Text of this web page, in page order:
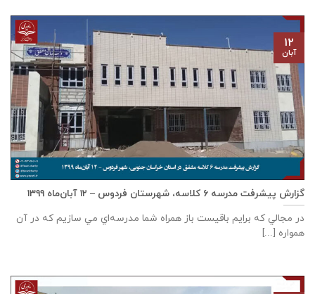
گزارش پیشرفت مدرسه ٦ كلاسه، شهرستان فردوس – ۱۲ آبان‌ماه ۱۳۹۹
در مجالي که برايم باقيست باز همراه شما مدرسه‌اي مي سازيم که در آن
همواره [...]
۱۲
آبان